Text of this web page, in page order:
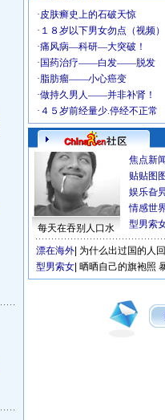
每天在吞别人口水
焦点新
贴贴图图
娱乐旮
情感世
型男索
漂在海外 为什么出过国的人
型男索女 晒晒自己的旗袍照